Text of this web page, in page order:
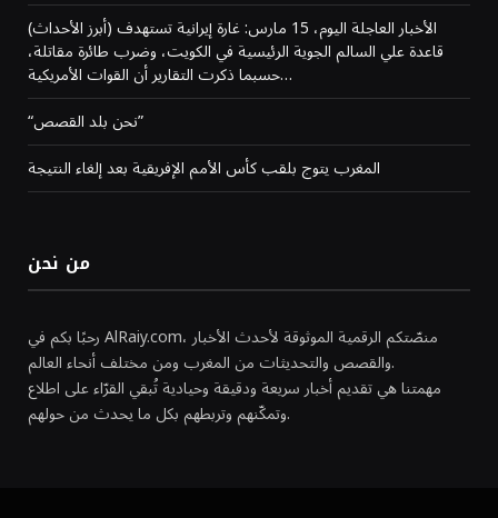
(أبرز الأحداث) الأخبار العاجلة اليوم، 15 مارس: غارة إيرانية تستهدف
قاعدة علي السالم الجوية الرئيسية في الكويت، وضرب طائرة مقاتلة،
حسبما ذكرت التقارير أن القوات الأمريكية…
“نحن بلد القصص”
المغرب يتوج بلقب كأس الأمم الإفريقية بعد إلغاء النتيجة
من نحن
رحبًا بكم في AlRaiy.com، منصّتكم الرقمية الموثوقة لأحدث الأخبار
والقصص والتحديثات من المغرب ومن مختلف أنحاء العالم.
مهمتنا هي تقديم أخبار سريعة ودقيقة وحيادية تُبقي القرّاء على اطلاع
وتمكّنهم وتربطهم بكل ما يحدث من حولهم.